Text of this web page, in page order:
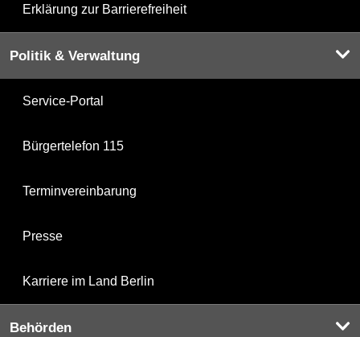
Erklärung zur Barrierefreiheit
Politik & Verwaltung
Service-Portal
Bürgertelefon 115
Terminvereinbarung
Presse
Karriere im Land Berlin
Behörden